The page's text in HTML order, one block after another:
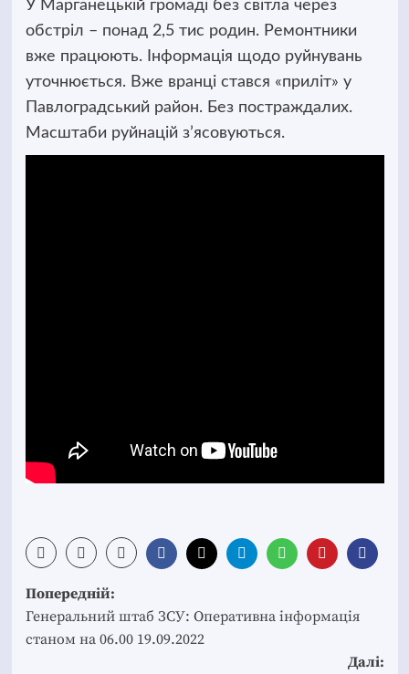
У Марганецькій громаді без світла через
обстріл – понад 2,5 тис родин. Ремонтники
вже працюють. Інформація щодо руйнувань
уточнюється. Вже вранці стався «приліт» у
Павлоградський район. Без постраждалих.
Масштаби руйнацій з’ясовуються.
Post
navigation
Попередній:
Генеральний штаб ЗСУ: Оперативна інформація
станом на 06.00 19.09.2022
Далі: